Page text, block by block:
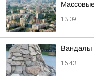
13:09
Вандалы
16:43